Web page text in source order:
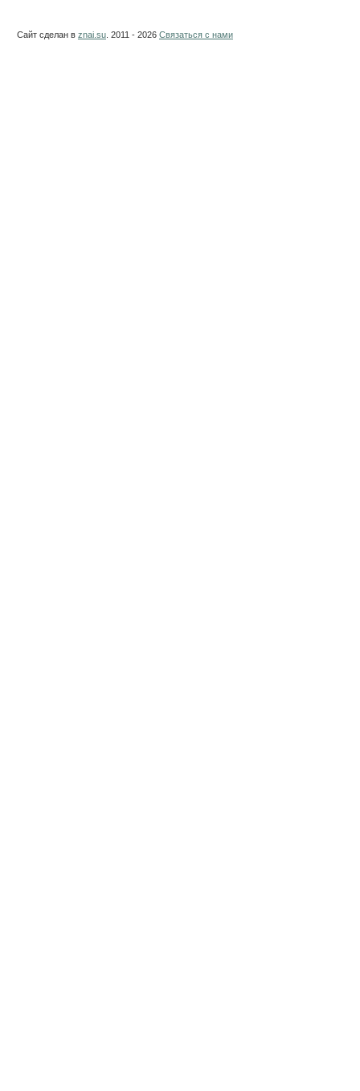
Сайт сделан в znai.su . 2011 - 2026 Связаться с нами